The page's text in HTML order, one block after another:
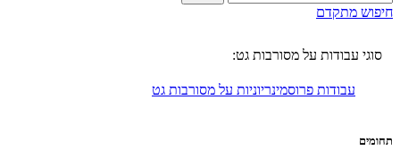
חיפוש מתקדם
סוגי עבודות על מסורבות גט:
עבודות פרוסמינריוניות על מסורבות גט
תחומים